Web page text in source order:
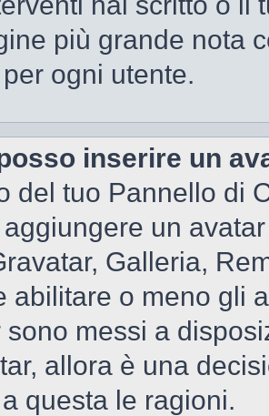
più grande nota
ogni utente.
inserire un
del tuo Pannello di
un
Galleria,
abilitare o meno gli
messi a
allora è una
questa le ragioni.